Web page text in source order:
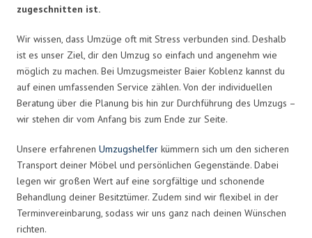
zugeschnitten ist.
Wir wissen, dass Umzüge oft mit Stress verbunden sind. Deshalb
ist es unser Ziel, dir den Umzug so einfach und angenehm wie
möglich zu machen. Bei Umzugsmeister Baier Koblenz kannst du
auf einen umfassenden Service zählen. Von der individuellen
Beratung über die Planung bis hin zur Durchführung des Umzugs –
wir stehen dir vom Anfang bis zum Ende zur Seite.
Unsere erfahrenen Umzugshelfer kümmern sich um den sicheren
Transport deiner Möbel und persönlichen Gegenstände. Dabei
legen wir großen Wert auf eine sorgfältige und schonende
Behandlung deiner Besitztümer. Zudem sind wir flexibel in der
Terminvereinbarung, sodass wir uns ganz nach deinen Wünschen
richten.